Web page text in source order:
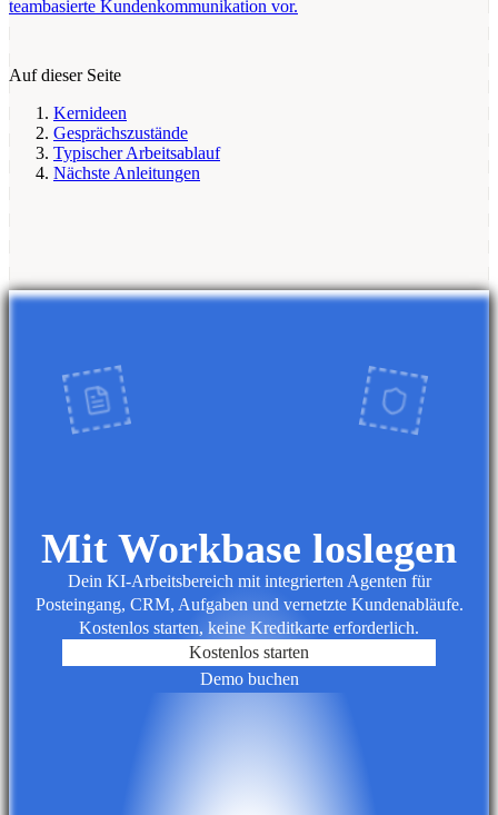
teambasierte Kundenkommunikation vor.
Auf dieser Seite
Kernideen
Gesprächszustände
Typischer Arbeitsablauf
Nächste Anleitungen
Mit Workbase loslegen
Dein KI-Arbeitsbereich mit integrierten Agenten für
Posteingang, CRM, Aufgaben und vernetzte Kundenabläufe.
Kostenlos starten, keine Kreditkarte erforderlich.
Kostenlos starten
Demo buchen